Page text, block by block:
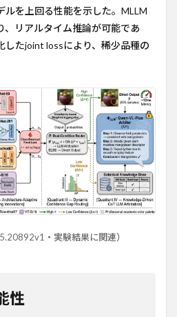
ルを上回る性能を示した。MLLM
、リアルタイム推論が可能であ
したjoint lossにより、稀少品種の
・実験結果に関連）
性